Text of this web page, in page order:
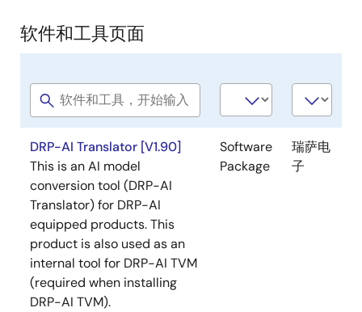
软件和工具页面
title
type
司
DRP-AI Translator [V1.90]
This is an AI model
conversion tool (DRP-AI
Translator) for DRP-AI
equipped products. This
product is also used as an
internal tool for DRP-AI TVM
(required when installing
DRP-AI TVM).
Software
Package
瑞萨电
子